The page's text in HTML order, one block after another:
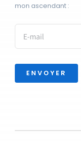
mon ascendant :
ENVOYER